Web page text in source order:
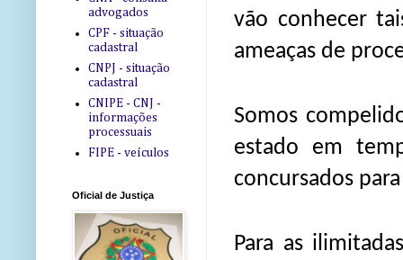
vão conhecer
ameaças de
Somos
estado em
concursados
Para as
advogados
CPF - situação
cadastral
CNPJ - situação
cadastral
CNIPE - CNJ -
informações
processuais
FIPE - veículos
Oficial de Justiça